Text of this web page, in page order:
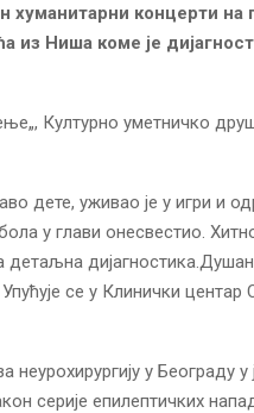
концерти на
Ниша коме је
Културно уметничко
дете, уживао је у игри и
у глави онесвестио.
детаљна
се у Клинички центар
у Београду
серије епилептичких